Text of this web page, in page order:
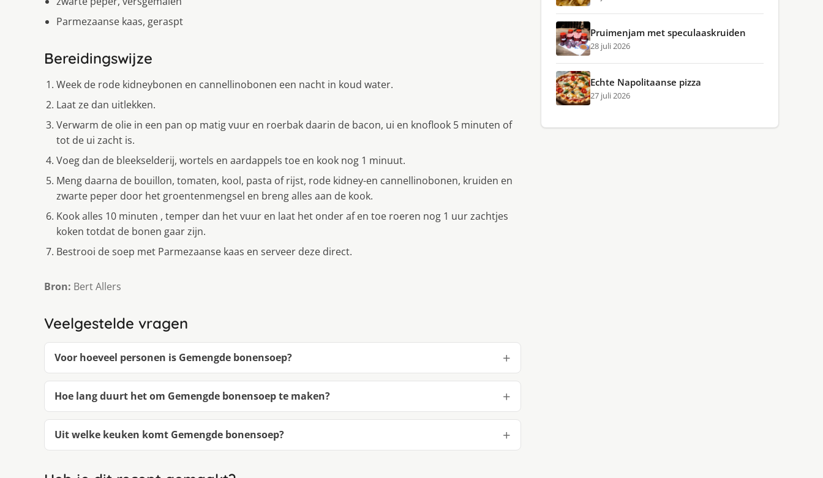
Parmezaanse kaas, geraspt
Bereidingswijze
Week de rode kidneybonen en cannellinobonen een nacht in koud water.
Laat ze dan uitlekken.
Verwarm de olie in een pan op matig vuur en roerbak daarin de bacon, ui en knoflook 5 minuten of
tot de ui zacht is.
Voeg dan de bleekselderij, wortels en aardappels toe en kook nog 1 minuut.
Meng daarna de bouillon, tomaten, kool, pasta of rijst, rode kidney-en cannellinobonen, kruiden en
zwarte peper door het groentenmengsel en breng alles aan de kook.
Kook alles 10 minuten , temper dan het vuur en laat het onder af en toe roeren nog 1 uur zachtjes
koken totdat de bonen gaar zijn.
Bestrooi de soep met Parmezaanse kaas en serveer deze direct.
Bron: Bert Allers
Veelgestelde vragen
Voor hoeveel personen is Gemengde bonensoep?
Hoe lang duurt het om Gemengde bonensoep te maken?
Uit welke keuken komt Gemengde bonensoep?
Pruimenjam met speculaaskruiden
28 juli 2026
Echte Napolitaanse pizza
27 juli 2026